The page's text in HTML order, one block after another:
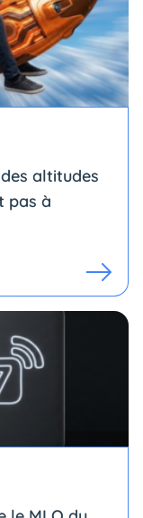
altitudes
pas à